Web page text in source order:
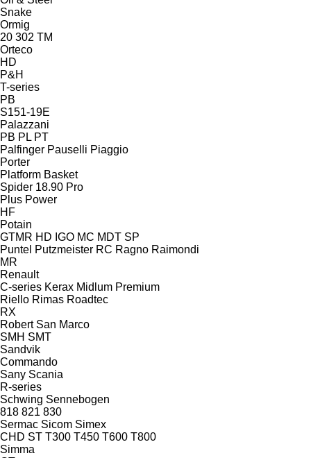
Snake
Ormig
20 302 TM
Orteco
HD
P&H
T-series
PB
S151-19E
Palazzani
PB PL PT
Palfinger Pauselli Piaggio
Porter
Platform Basket
Spider 18.90 Pro
Plus Power
HF
Potain
GTMR HD IGO MC MDT SP
Puntel Putzmeister RC Ragno Raimondi
MR
Renault
C-series Kerax Midlum Premium
Riello Rimas Roadtec
RX
Robert San Marco
SMH SMT
Sandvik
Commando
Sany Scania
R-series
Schwing Sennebogen
818 821 830
Sermac Sicom Simex
CHD ST T300 T450 T600 T800
Simma